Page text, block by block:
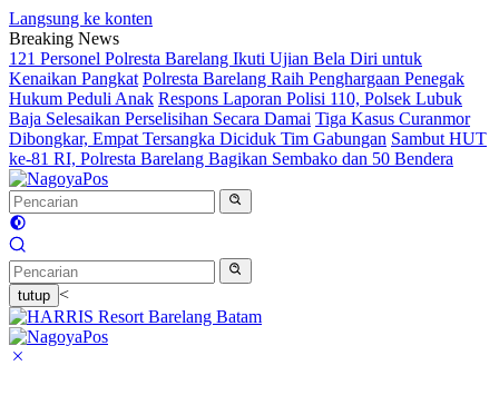
Langsung ke konten
Breaking News
121 Personel Polresta Barelang Ikuti Ujian Bela Diri untuk
Kenaikan Pangkat Polresta Barelang Raih Penghargaan Penegak
Hukum Peduli Anak Respons Laporan Polisi 110, Polsek Lubuk
Baja Selesaikan Perselisihan Secara Damai Tiga Kasus Curanmor
Dibongkar, Empat Tersangka Diciduk Tim Gabungan Sambut HUT
ke-81 RI, Polresta Barelang Bagikan Sembako dan 50 Bendera
tutup <